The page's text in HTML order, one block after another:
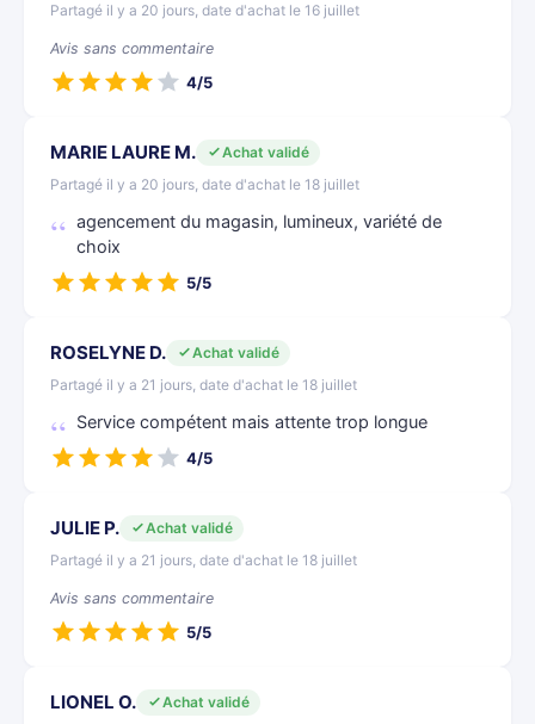
Partagé il y a 20 jours, date d'achat le 16 juillet
Avis sans commentaire
4/5
MARIE LAURE M.
Achat validé
Partagé il y a 20 jours, date d'achat le 18 juillet
agencement du magasin, lumineux, variété de
choix
5/5
ROSELYNE D.
Achat validé
Partagé il y a 21 jours, date d'achat le 18 juillet
Service compétent mais attente trop longue
4/5
JULIE P.
Achat validé
Partagé il y a 21 jours, date d'achat le 18 juillet
Avis sans commentaire
5/5
LIONEL O.
Achat validé